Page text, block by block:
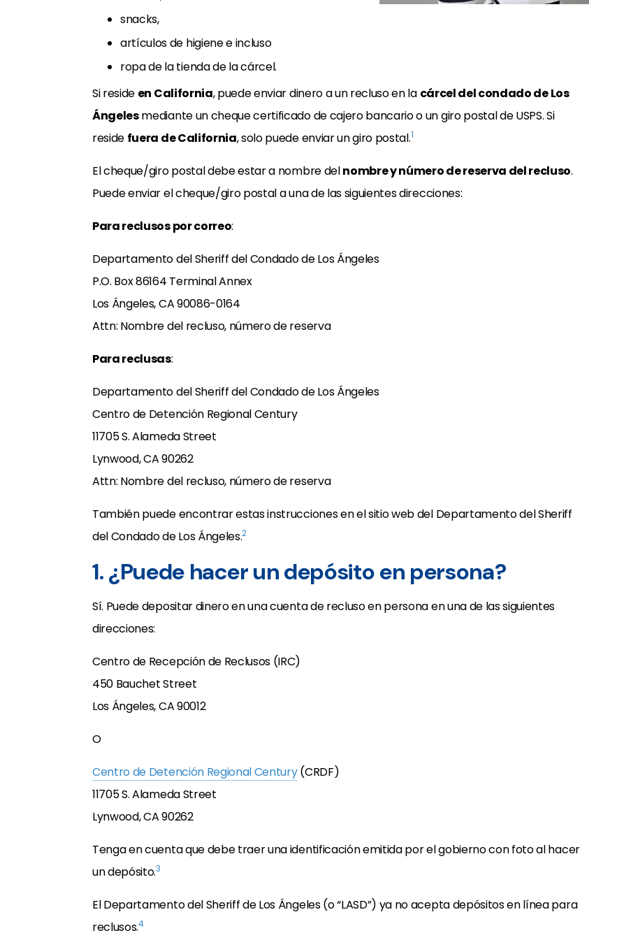
snacks,
artículos de higiene e incluso
ropa de la tienda de la cárcel.
Si reside en California, puede enviar dinero a un recluso en la cárcel del condado de Los
Ángelesmediante un cheque certificado de cajero bancario o un giro postal de USPS. Si
reside fuera de California, solo puede enviar un giro postal.1
El cheque/giro postal debe estar a nombre delnombre y número de reserva del recluso.
Puede enviar el cheque/giro postal a una de las siguientes direcciones:
Para reclusos por correo:
Departamento del Sheriff del Condado de Los Ángeles
P.O. Box 86164 Terminal Annex
Los Ángeles, CA 90086-0164
Attn: Nombre del recluso, número de reserva
Para reclusas:
Departamento del Sheriff del Condado de Los Ángeles
Centro de Detención Regional Century
11705 S. Alameda Street
Lynwood, CA 90262
Attn: Nombre del recluso, número de reserva
También puede encontrar estas instrucciones en el sitio web del Departamento del Sheriff
del Condado de Los Ángeles.2
1. ¿Puede hacer un depósito en persona?
Sí. Puede depositar dinero en una cuenta de recluso en persona en una de las siguientes
direcciones:
Centro de Recepción de Reclusos (IRC)
450 Bauchet Street
Los Ángeles, CA 90012
O
Centro de Detención Regional Century(CRDF)
11705 S. Alameda Street
Lynwood, CA 90262
Tenga en cuenta que debe traer una identificación emitida por el gobierno con foto al hacer
un depósito.3
El Departamento del Sheriff de Los Ángeles (o “LASD”) ya no acepta depósitos en línea para
reclusos.4